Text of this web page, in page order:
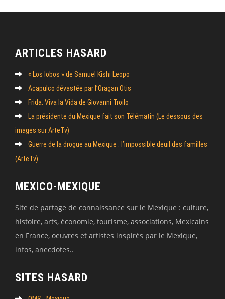
ARTICLES HASARD
« Los lobos » de Samuel Kishi Leopo
Acapulco dévastée par l’Oragan Otis
Frida. Viva la Vida de Giovanni Troilo
La présidente du Mexique fait son Télématin (Le dessous des
images sur ArteTv)
Guerre de la drogue au Mexique : l’impossible deuil des familles
(ArteTv)
MEXICO-MEXIQUE
Site de partage de connaissance sur le Mexique : culture,
histoire, arts, économie, tourisme, associations, Mexicains
en France, oeuvres et artistes inspirés par le Mexique,
infos, anecdotes..
SITES HASARD